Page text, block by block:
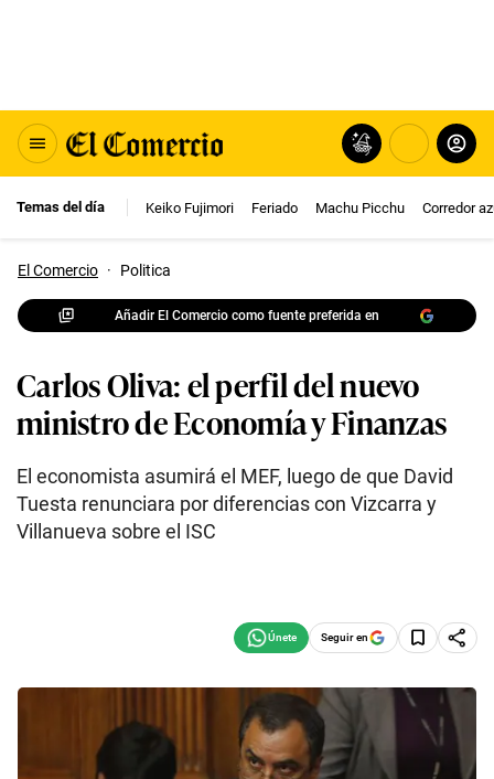
Temas del día Keiko Fujimori Feriado Machu Picchu Corredor
El Comercio · Politica
Añadir El Comercio como fuente preferida en
Carlos Oliva: el perfil del nuevo
ministro de Economía y Finanzas
El economista asumirá el MEF, luego de que David
Tuesta renunciara por diferencias con Vizcarra y
Villanueva sobre el ISC
Seguir en